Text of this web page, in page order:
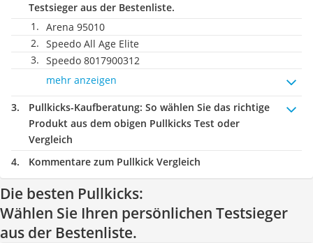
Testsieger aus der Bestenliste.
Arena 95010
Speedo All Age Elite
Speedo 8017900312
mehr anzeigen
Pullkicks-Kaufberatung: So wählen Sie das richtige
Produkt aus dem obigen Pullkicks Test oder
Vergleich
Kommentare zum Pullkick Vergleich
Die besten Pullkicks:
Wählen Sie Ihren persönlichen Testsieger
aus der Bestenliste.